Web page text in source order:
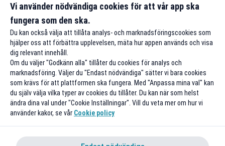
Vi använder nödvändiga cookies för att vår app ska
fungera som den ska.
Du kan också välja att tillåta analys- och marknadsföringscookies som
hjälper oss att förbättra upplevelsen, mäta hur appen används och visa
dig relevant innehåll.
Om du väljer "Godkänn alla" tillåter du cookies för analys och
marknadsföring. Väljer du "Endast nödvändiga" sätter vi bara cookies
som krävs för att plattformen ska fungera. Med "Anpassa mina val" kan
du själv välja vilka typer av cookies du tillåter. Du kan när som helst
ändra dina val under "Cookie Inställningar". Vill du veta mer om hur vi
använder kakor, se vår Cookie policy